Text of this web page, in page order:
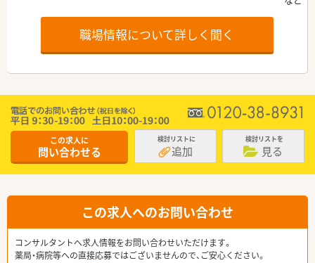
職場情報について詳しく聞く
この求人に
問い合わせる
検討リストに
追加
検討リストを
見る
この求人へのお問い合わせ
コンサルタントへ求人情報をお問い合わせいただけます。
薬局・病院等への直接応募ではございませんので、ご安心ください。